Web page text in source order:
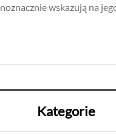
wskazują na
Kategorie